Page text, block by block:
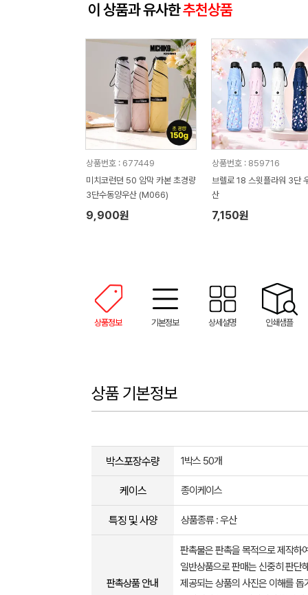
이 상품과 유사한추천상품
상품번호 : 677449
미치코런던 50 암막 카본 초경량
3단수동양우산 (M066)
9,900원
상품번호 : 859716
브렐로 18 스윗플라워 3단
산
7,150원
상품정보 기본정보 상세설명 인쇄샘플
상품 기본정보
박스포장수량 1박스 50개
케이스 종이케이스
특징 및 사양 상품종류 : 우산
판촉상품 안내
판촉물은 판촉을 목적으로 제작하
일반상품으로 판매는 신중히 판단
제공되는 상품의 사진은 이해를